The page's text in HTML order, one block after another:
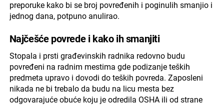
preporuke kako bi se broj povređenih i poginulih smanjio i
jednog dana, potpuno anulirao.
Najčešće povrede i kako ih smanjiti
Stopala i prsti građevinskih radnika redovno budu
povređeni na radnim mestima gde podizanje teških
predmeta upravo i dovodi do teških povreda. Zaposleni
nikada ne bi trebalo da budu na licu mesta bez
odgovarajuće obuće koju je odredila OSHA ili od strane